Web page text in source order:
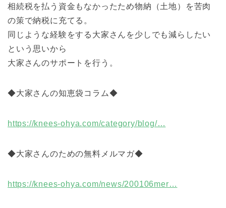
相続税を払う資金もなかったため物納（土地）を苦肉
の策で納税に充てる。
同じような経験をする大家さんを少しでも減らしたい
という思いから
大家さんのサポートを行う。
◆大家さんの知恵袋コラム◆
https://knees-ohya.com/category/blog/…
◆大家さんのための無料メルマガ◆
https://knees-ohya.com/news/200106mer…